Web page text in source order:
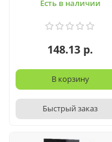
Есть в наличии
148.13 р.
В корзину
Быстрый заказ